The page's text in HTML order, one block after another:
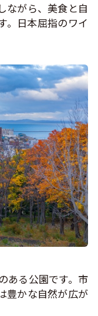
ながら、美食と自
。日本屈指のワイ
ある公園です。市
豊かな自然が広が